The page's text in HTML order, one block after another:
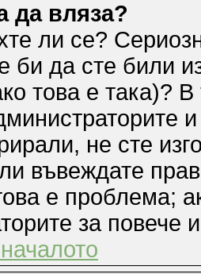
да вляза?
ли се?
би да сте били
това е така)?
не сте
въвеждате
е проблема;
за повече